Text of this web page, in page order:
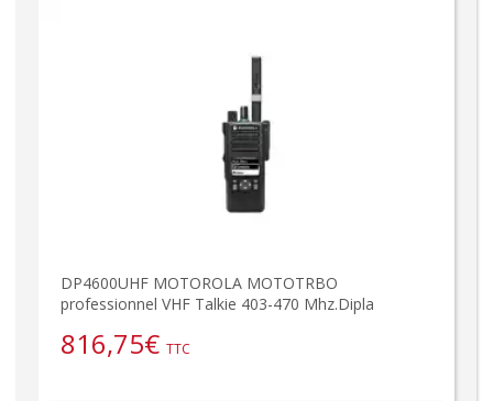
DP4600UHF MOTOROLA MOTOTRBO
professionnel VHF Talkie 403-470 Mhz.Dipla
816,75€ TTC